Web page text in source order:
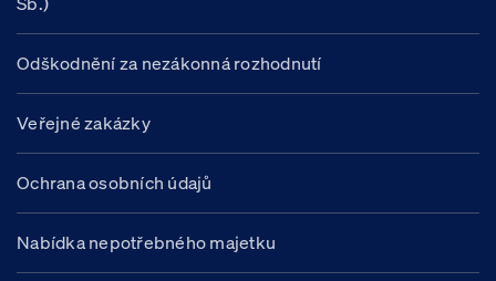
Odškodnění za nezákonná rozhodnutí
Veřejné zakázky
Ochrana osobních údajů
Nabídka nepotřebného majetku